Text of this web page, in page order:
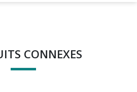
CONNEXES